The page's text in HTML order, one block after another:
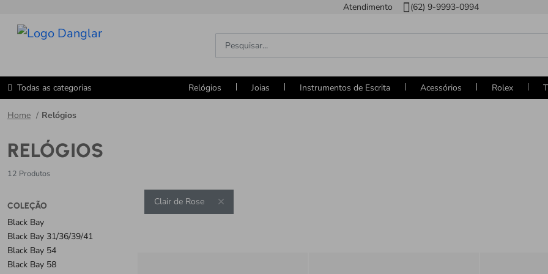
Atendimento (62) 9-9993-0994
Todas as categorias Relógios Joias Instrumentos de Escrita Acessórios Rolex
Home Relógios
RELÓGIOS
12 Produtos
COLEÇÃO
Black Bay
Black Bay 31/36/39/41
Black Bay 54
Black Bay 58
Clair de Rose